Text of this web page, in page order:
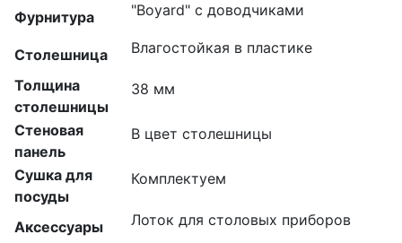
Фурнитура "Boyard" с доводчиками
Столешница Влагостойкая в пластике
Толщина
столешницы
38 мм
Стеновая
панель
В цвет столешницы
Сушка для
посуды
Комплектуем
Аксессуары Лоток для столовых приборов